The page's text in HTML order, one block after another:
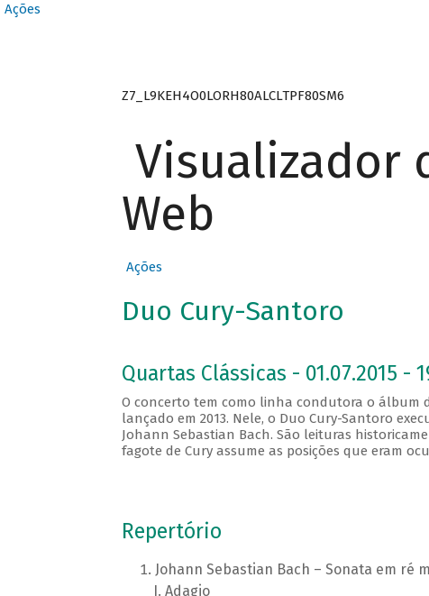
Ações
Z7_L9KEH4O0LORH80ALCLTPF80SM6
Visualizador
Web
Ações
Duo Cury-Santoro
Quartas Clássicas - 01.07.2015 -
O concerto tem como linha condutora o álbum
lançado em 2013. Nele, o Duo Cury-Santoro
Johann Sebastian Bach. São leituras
fagote de Cury assume as posições que eram
Repertório
Johann Sebastian Bach – Sonata em ré
Adagio